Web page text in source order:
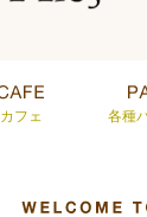
カフェ 各種